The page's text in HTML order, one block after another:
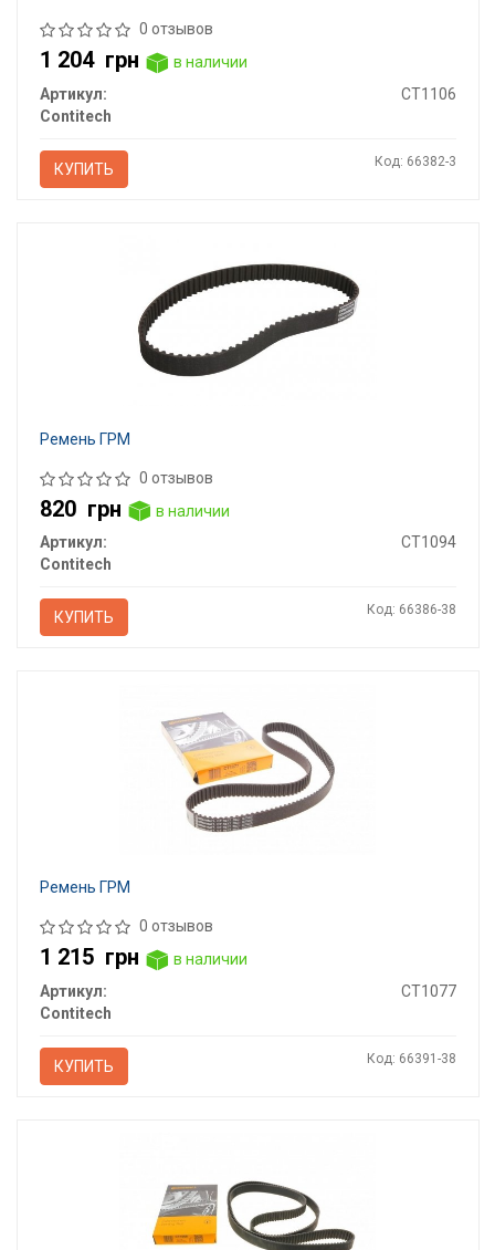
0 отзывов
1 204 грн
в наличии
Артикул:
CT1106
Contitech
КУПИТЬ Код: 66382-3
Ремень ГРМ
0 отзывов
820 грн
в наличии
Артикул:
CT1094
Contitech
КУПИТЬ Код: 66386-38
Ремень ГРМ
0 отзывов
1 215 грн
в наличии
Артикул:
CT1077
Contitech
КУПИТЬ Код: 66391-38